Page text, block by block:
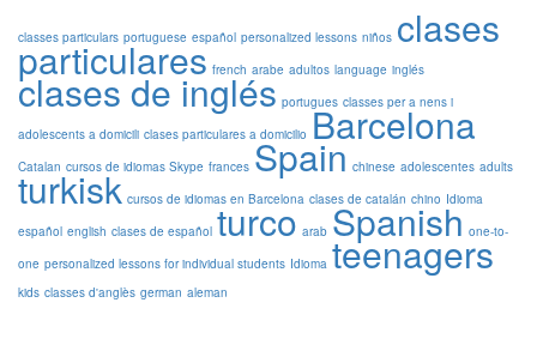
classes particulars portuguese español personalized lessons niños clases
particulares french arabe adultos language inglés
clases de inglés portugues classes per a nens i
adolescents a domicili clases particulares a domicilio Barcelona
Catalan cursos de idiomas Skype frances Spain chinese adolescentes adults
turkisk cursos de idiomas en Barcelona clases de catalán chino Idioma
español english clases de español turco arab Spanish one-to-
one personalized lessons for individual students Idioma teenagers
kids classes d'anglès german aleman